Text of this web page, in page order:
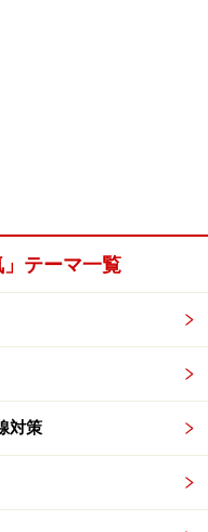
」テーマ一覧
対策